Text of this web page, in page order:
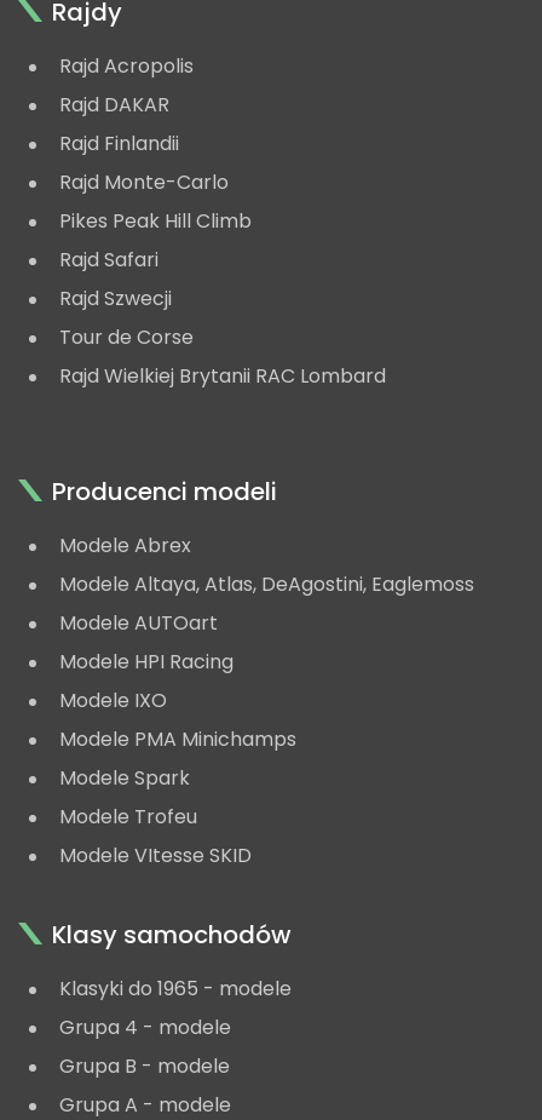
Rajdy
Rajd Acropolis
Rajd DAKAR
Rajd Finlandii
Rajd Monte-Carlo
Pikes Peak Hill Climb
Rajd Safari
Rajd Szwecji
Tour de Corse
Rajd Wielkiej Brytanii RAC Lombard
Producenci modeli
Modele Abrex
Modele Altaya, Atlas, DeAgostini, Eaglemoss
Modele AUTOart
Modele HPI Racing
Modele IXO
Modele PMA Minichamps
Modele Spark
Modele Trofeu
Modele VItesse SKID
Klasy samochodów
Klasyki do 1965 - modele
Grupa 4 - modele
Grupa B - modele
Grupa A - modele